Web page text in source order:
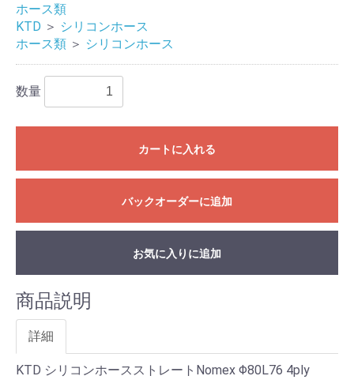
ホース類
KTD ＞ シリコンホース
ホース類 ＞ シリコンホース
数量
カートに入れる
バックオーダーに追加
お気に入りに追加
商品説明
詳細
KTD シリコンホースストレートNomex Φ80L76 4ply